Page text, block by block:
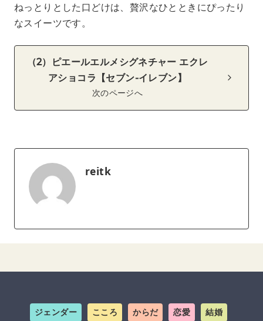
ねっとりとした口どけは、贅沢なひとときにぴったり
なスイーツです。
（2）ピエールエルメシグネチャー エクレ
アショコラ【セブン-イレブン】
次のページへ
reitk
ジェンダー こころ からだ 恋愛 結婚